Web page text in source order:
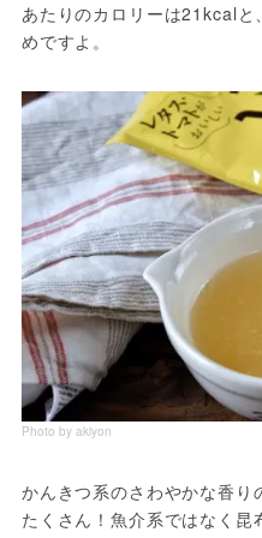
あたりのカロリーは21kcalと
めですよ。
Photo by akiyon
かんきつ系のさわやかな香
たくさん！魚介系ではなく昆